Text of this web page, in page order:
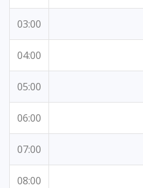
03:00
04:00
05:00
06:00
07:00
08:00